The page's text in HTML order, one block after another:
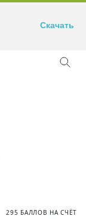
295 БАЛЛОВ НА СЧЁТ
Скачать